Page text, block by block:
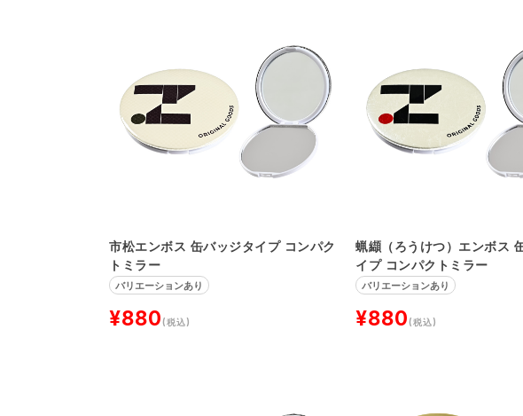
市松エンボス 缶バッジタイプ コンパク
トミラー
バリエーションあり
¥880(税込)
蝋纈（ろうけつ）エンボス
イプ コンパクトミラー
バリエーションあり
¥880(税込)